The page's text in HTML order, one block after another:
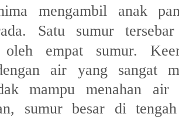
mengambil anak
Satu sumur
empat sumur.
air yang sangat
mampu menahan
sumur besar di